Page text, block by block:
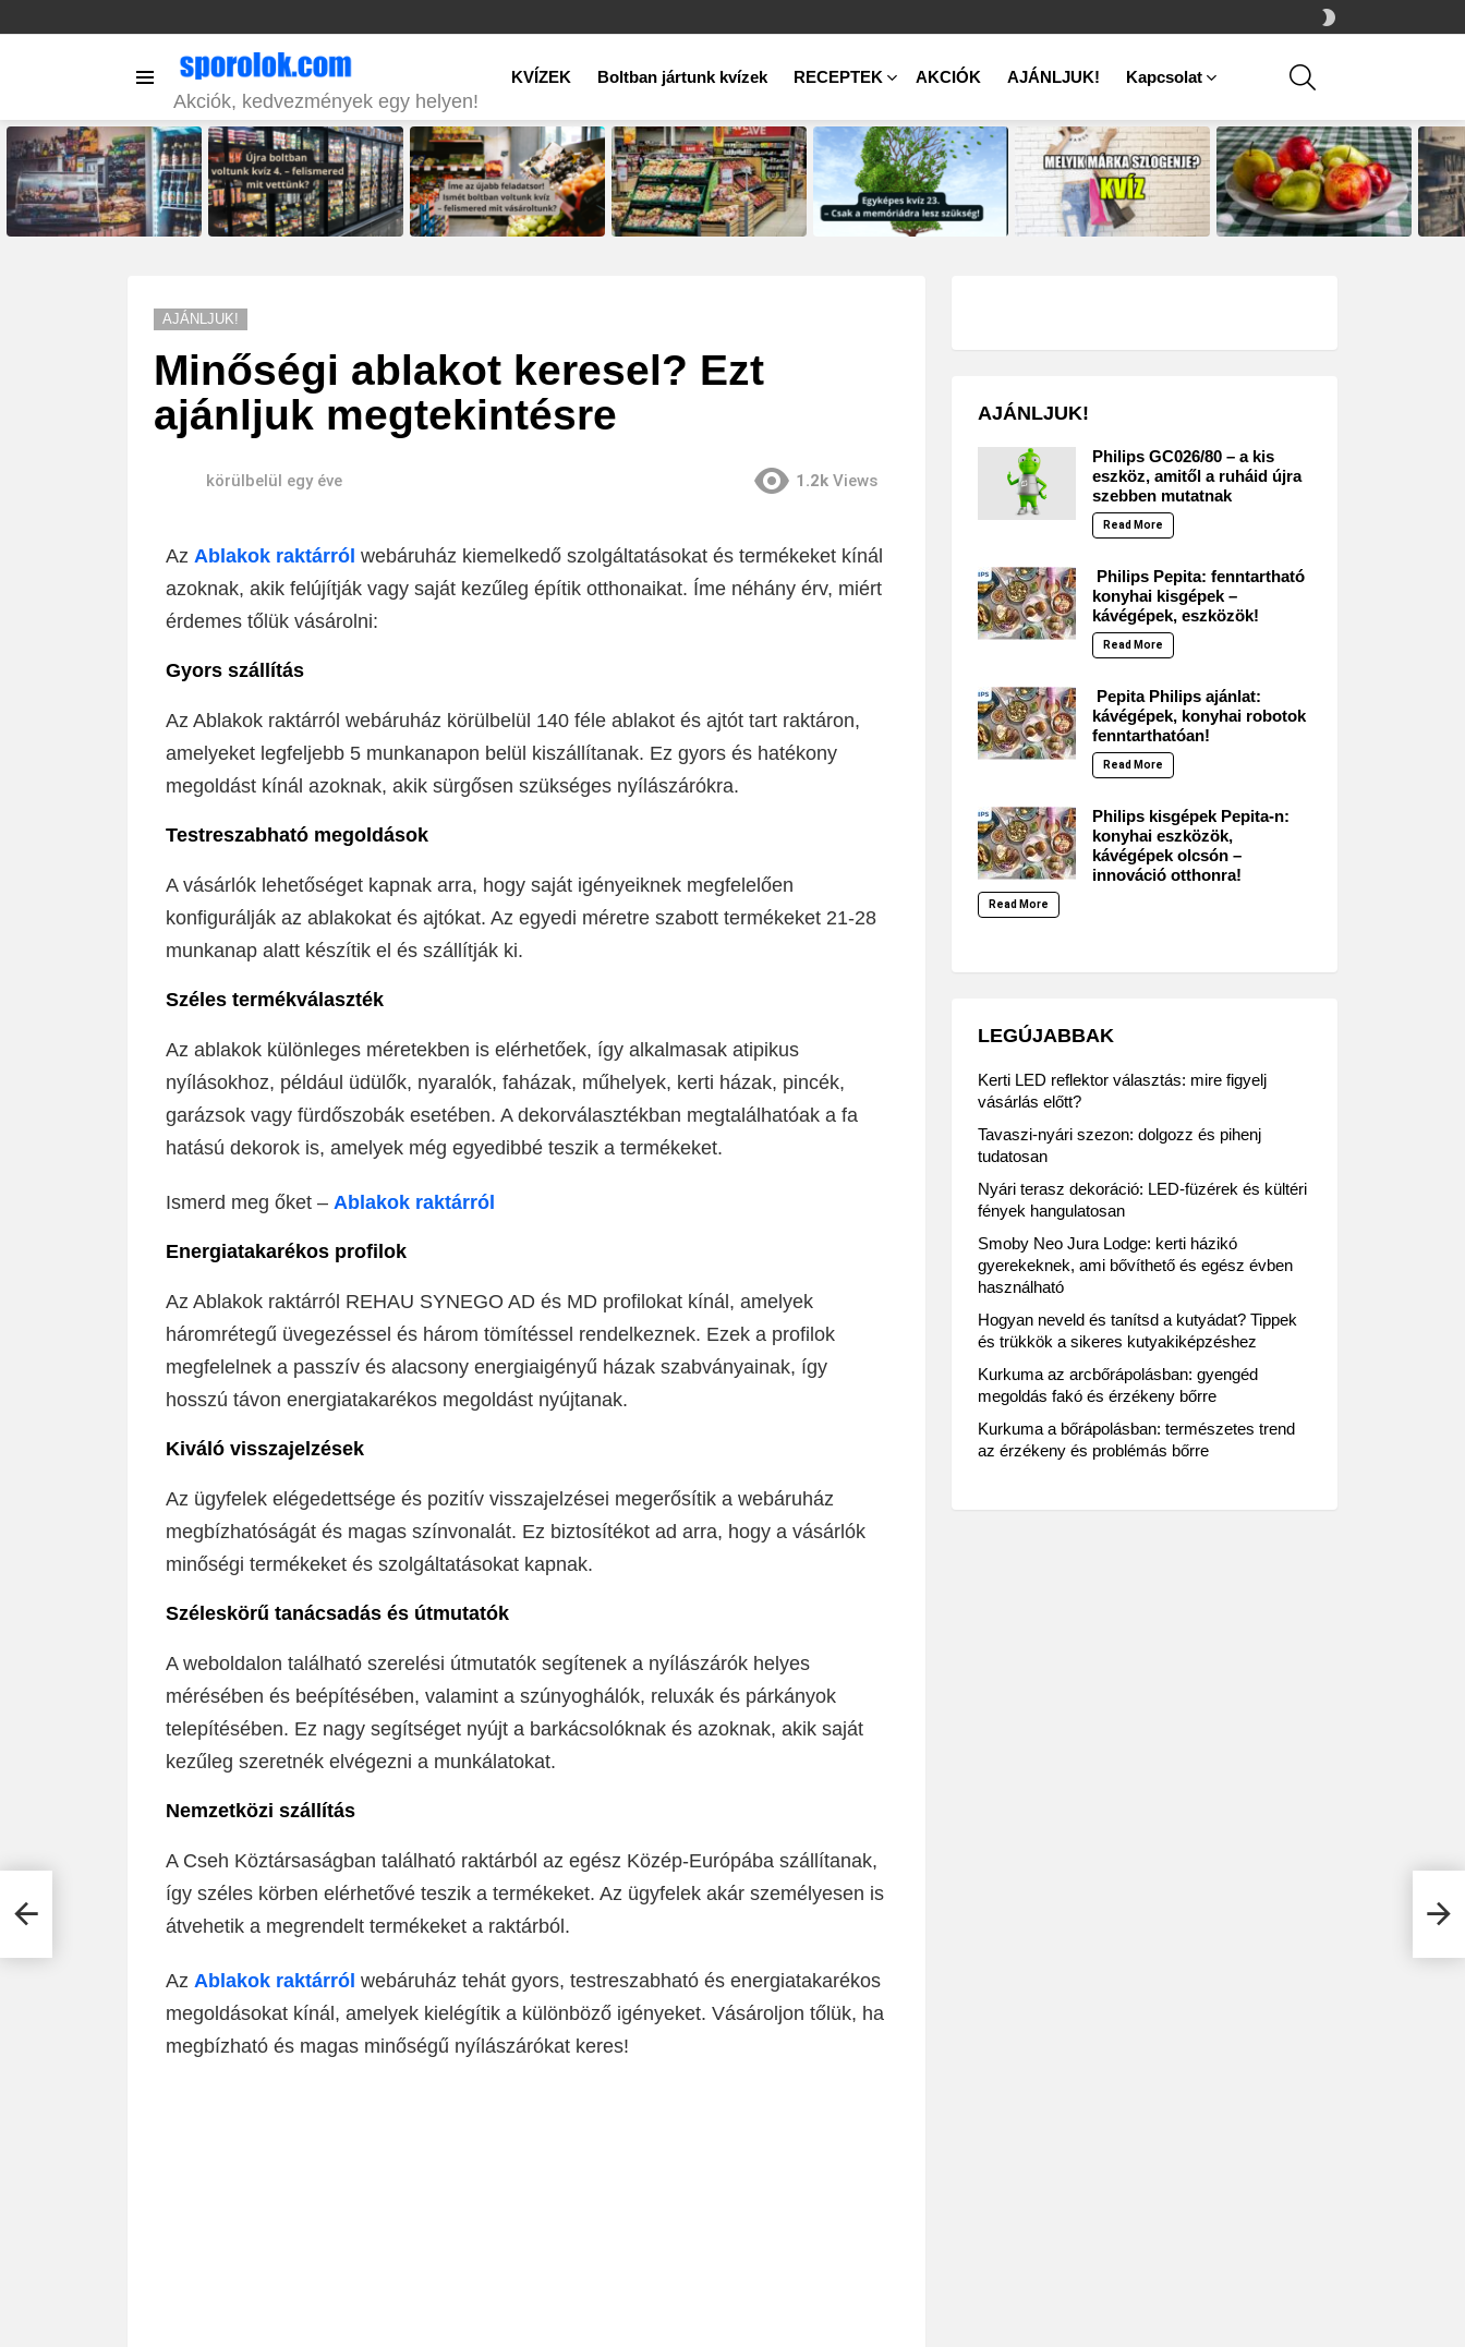
SKIN
Akciók, kedvezmények egy helyen!
KVÍZEK Boltban jártunk kvízek RECEPTEK AKCIÓK AJÁNLJUK! Kapcsolat
STORIES
AJÁNLJUK!
Minőségi ablakot keresel? Ezt
ajánljuk megtekintésre
körülbelül egy éve 1.2k Views
Az Ablakok raktárról webáruház kiemelkedő szolgáltatásokat és termékeket kínál
azoknak, akik felújítják vagy saját kezűleg építik otthonaikat. Íme néhány érv, miért
érdemes tőlük vásárolni:
Gyors szállítás
Az Ablakok raktárról webáruház körülbelül 140 féle ablakot és ajtót tart raktáron,
amelyeket legfeljebb 5 munkanapon belül kiszállítanak. Ez gyors és hatékony
megoldást kínál azoknak, akik sürgősen szükséges nyílászárókra.
Testreszabható megoldások
A vásárlók lehetőséget kapnak arra, hogy saját igényeiknek megfelelően
konfigurálják az ablakokat és ajtókat. Az egyedi méretre szabott termékeket 21-28
munkanap alatt készítik el és szállítják ki.
Széles termékválaszték
Az ablakok különleges méretekben is elérhetőek, így alkalmasak atipikus
nyílásokhoz, például üdülők, nyaralók, faházak, műhelyek, kerti házak, pincék,
garázsok vagy fürdőszobák esetében. A dekorválasztékban megtalálhatóak a fa
hatású dekorok is, amelyek még egyedibbé teszik a termékeket.
Ismerd meg őket – Ablakok raktárról
Energiatakarékos profilok
Az Ablakok raktárról REHAU SYNEGO AD és MD profilokat kínál, amelyek
háromrétegű üvegezéssel és három tömítéssel rendelkeznek. Ezek a profilok
megfelelnek a passzív és alacsony energiaigényű házak szabványainak, így
hosszú távon energiatakarékos megoldást nyújtanak.
Kiváló visszajelzések
Az ügyfelek elégedettsége és pozitív visszajelzései megerősítik a webáruház
megbízhatóságát és magas színvonalát. Ez biztosítékot ad arra, hogy a vásárlók
minőségi termékeket és szolgáltatásokat kapnak.
Széleskörű tanácsadás és útmutatók
A weboldalon található szerelési útmutatók segítenek a nyílászárók helyes
mérésében és beépítésében, valamint a szúnyoghálók, reluxák és párkányok
telepítésében. Ez nagy segítséget nyújt a barkácsolóknak és azoknak, akik saját
kezűleg szeretnék elvégezni a munkálatokat.
Nemzetközi szállítás
A Cseh Köztársaságban található raktárból az egész Közép-Európába szállítanak,
így széles körben elérhetővé teszik a termékeket. Az ügyfelek akár személyesen is
átvehetik a megrendelt termékeket a raktárból.
Az Ablakok raktárról webáruház tehát gyors, testreszabható és energiatakarékos
megoldásokat kínál, amelyek kielégítik a különböző igényeket. Vásároljon tőlük, ha
megbízható és magas minőségű nyílászárókat keres!
AJÁNLJUK!
Philips GC026/80 – a kis
eszköz, amitől a ruháid újra
szebben mutatnak
Read More
Philips Pepita: fenntartható
konyhai kisgépek –
kávégépek, eszközök!
Read More
Pepita Philips ajánlat:
kávégépek, konyhai robotok
fenntarthatóan!
Read More
Philips kisgépek Pepita-n:
konyhai eszközök,
kávégépek olcsón –
innováció otthonra!
Read More
LEGÚJABBAK
Kerti LED reflektor választás: mire figyelj
vásárlás előtt?
Tavaszi-nyári szezon: dolgozz és pihenj
tudatosan
Nyári terasz dekoráció: LED-füzérek és kültéri
fények hangulatosan
Smoby Neo Jura Lodge: kerti házikó
gyerekeknek, ami bővíthető és egész évben
használható
Hogyan neveld és tanítsd a kutyádat? Tippek
és trükkök a sikeres kutyakiképzéshez
Kurkuma az arcbőrápolásban: gyengéd
megoldás fakó és érzékeny bőrre
Kurkuma a bőrápolásban: természetes trend
az érzékeny és problémás bőrre